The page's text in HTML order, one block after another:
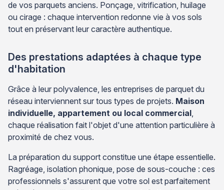
de vos parquets anciens. Ponçage, vitrification, huilage
ou cirage : chaque intervention redonne vie à vos sols
tout en préservant leur caractère authentique.
Des prestations adaptées à chaque type
d'habitation
Grâce à leur polyvalence, les entreprises de parquet du
réseau interviennent sur tous types de projets. Maison
individuelle, appartement ou local commercial,
chaque réalisation fait l'objet d'une attention particulière à
proximité de chez vous.
La préparation du support constitue une étape essentielle.
Ragréage, isolation phonique, pose de sous-couche : ces
professionnels s'assurent que votre sol est parfaitement